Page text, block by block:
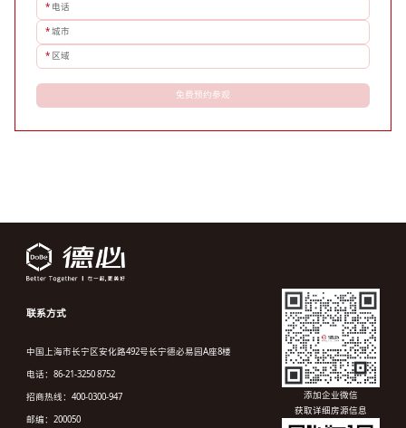
* 电话
*城市
* 区域
免费预约参观
联系方式
中国上海市长宁区安化路492号长宁德必易园A座8楼
电话：86-21-3250 8752
招商热线：400-0300-947
邮编：200050
添加企业微信
获取详细房源信息